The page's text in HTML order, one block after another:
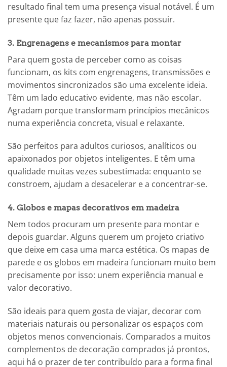
resultado final tem uma presença visual notável. É um
presente que faz fazer, não apenas possuir.
3. Engrenagens e mecanismos para montar
Para quem gosta de perceber como as coisas
funcionam, os kits com engrenagens, transmissões e
movimentos sincronizados são uma excelente ideia.
Têm um lado educativo evidente, mas não escolar.
Agradam porque transformam princípios mecânicos
numa experiência concreta, visual e relaxante.
São perfeitos para adultos curiosos, analíticos ou
apaixonados por objetos inteligentes. E têm uma
qualidade muitas vezes subestimada: enquanto se
constroem, ajudam a desacelerar e a concentrar-se.
4. Globos e mapas decorativos em madeira
Nem todos procuram um presente para montar e
depois guardar. Alguns querem um projeto criativo
que deixe em casa uma marca estética. Os mapas de
parede e os globos em madeira funcionam muito bem
precisamente por isso: unem experiência manual e
valor decorativo.
São ideais para quem gosta de viajar, decorar com
materiais naturais ou personalizar os espaços com
objetos menos convencionais. Comparados a muitos
complementos de decoração comprados já prontos,
aqui há o prazer de ter contribuído para a forma final